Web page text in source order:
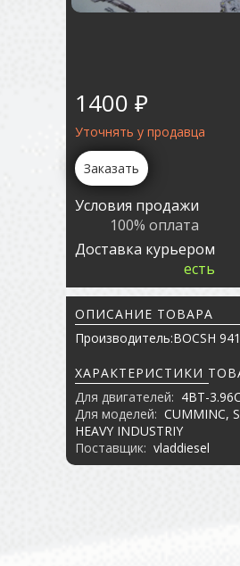
1400 ₽
Уточнять у продавца
Заказать
Условия продажи
100% оплата
Доставка курьером
есть
ОПИСАНИЕ ТОВАРА
Производитель:BOCSH
ХАРАКТЕРИСТИКИ
Для двигателей: 4BT-
Для моделей: CUMMINC,
HEAVY INDUSTRIY
Поставщик: vladdiesel